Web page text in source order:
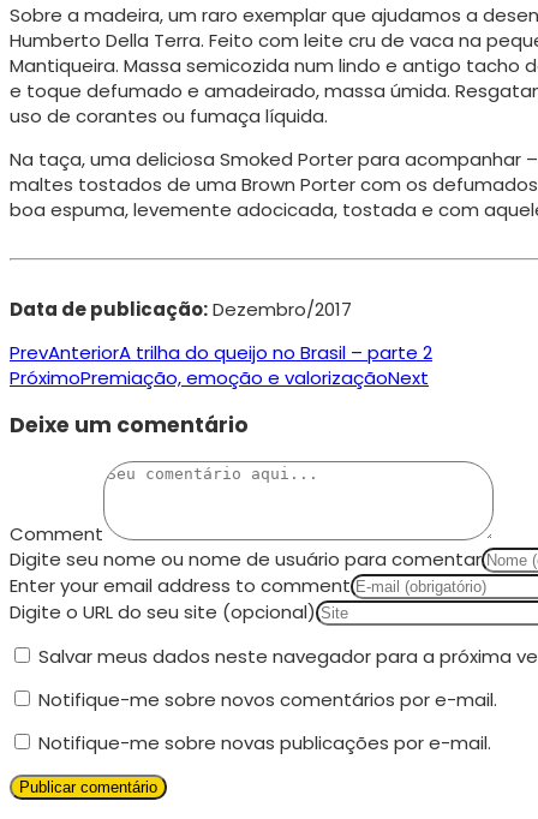
Sobre a madeira, um raro exemplar que ajudamos a
Humberto Della Terra. Feito com leite cru de vaca na
Mantiqueira. Massa semicozida num lindo e antigo tacho
e toque defumado e amadeirado, massa úmida.
uso de corantes ou fumaça líquida.
Na taça, uma deliciosa Smoked Porter para acompanhar –
maltes tostados de uma Brown Porter com os
boa espuma, levemente adocicada, tostada e com
Data de publicação:Dezembro/2017
PrevAnteriorA trilha do queijo no Brasil – parte 2
PróximoPremiação, emoção e valorizaçãoNext
Deixe um comentário
Comment
Digite seu nome ou nome de usuário para comentar
Enter your email address to comment
Digite o URL do seu site (opcional)
Salvar meus dados neste navegador para a próxima
Notifique-me sobre novos comentários por e-mail.
Notifique-me sobre novas publicações por e-mail.